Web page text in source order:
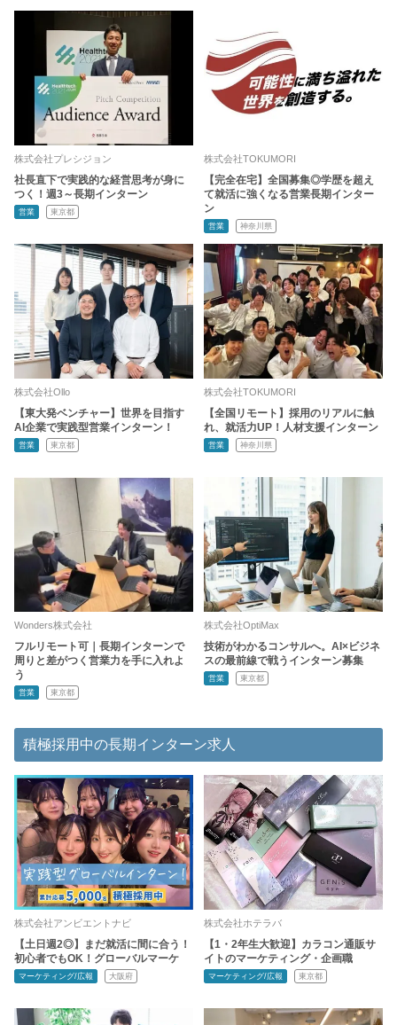
株式会社プレシジョン
社長直下で実践的な経営思考が身に
つく！週3～長期インターン
営業 東京都
株式会社TOKUMORI
【完全在宅】全国募集◎学歴を超え
て就活に強くなる営業長期インター
ン
営業 神奈川県
株式会社Ollo
【東大発ベンチャー】世界を目指す
AI企業で実践型営業インターン！
営業 東京都
株式会社TOKUMORI
【全国リモート】採用のリアルに触
れ、就活力UP！人材支援インターン
営業 神奈川県
Wonders株式会社
フルリモート可｜長期インターンで
周りと差がつく営業力を手に入れよ
う
営業 東京都
株式会社OptiMax
技術がわかるコンサルへ。AI×ビジネ
スの最前線で戦うインターン募集
営業 東京都
積極採用中の長期インターン求人
株式会社アンビエントナビ
【土日週2◎】まだ就活に間に合う！
初心者でもOK！グローバルマーケ
マーケティング/広報 大阪府
株式会社ホテラバ
【1・2年生大歓迎】カラコン通販サ
イトのマーケティング・企画職
マーケティング/広報 東京都